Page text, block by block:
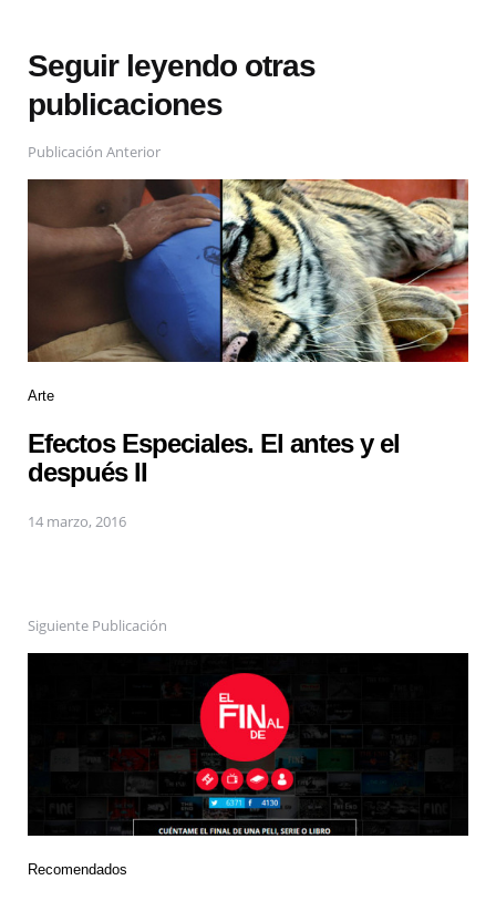
Seguir leyendo otras
publicaciones
Publicación Anterior
Arte
Efectos Especiales. El antes y el
después II
14 marzo, 2016
Siguiente Publicación
Recomendados